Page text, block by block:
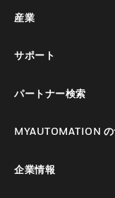
産業
サポート
パートナー検索
MYAUTOMATION の
企業情報